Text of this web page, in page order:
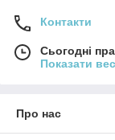
Контакти
Сьогодні
Показати
Про нас